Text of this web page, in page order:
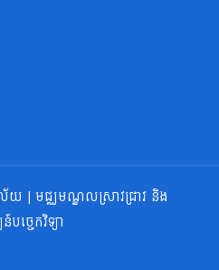
| មជ្ឈមណ្ឌលស្រាវជ្រាវ និង
បច្ចេកវិទ្យា